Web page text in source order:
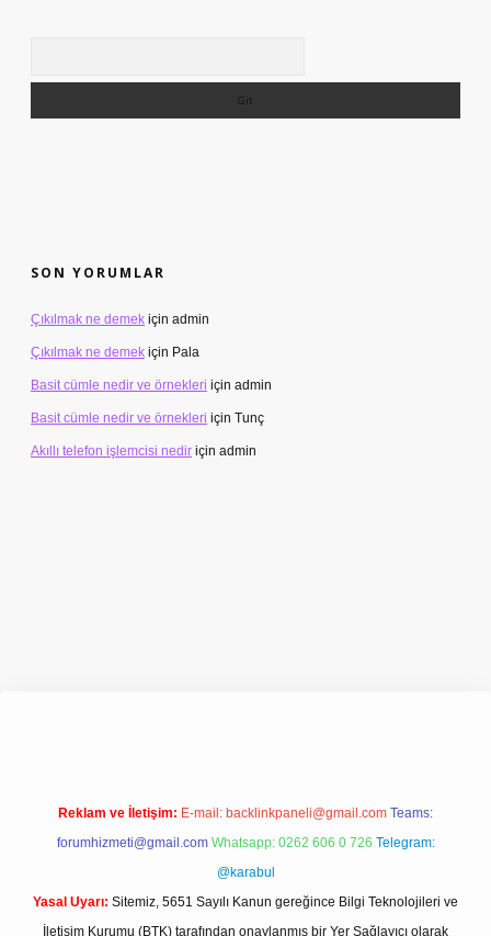
SON YORUMLAR
Çıkılmak ne demek için admin
Çıkılmak ne demek için Pala
Basit cümle nedir ve örnekleri için admin
Basit cümle nedir ve örnekleri için Tunç
Akıllı telefon işlemcisi nedir için admin
Reklam ve İletişim: E-mail: backlinkpaneli@gmail.com Teams:
forumhizmeti@gmail.com Whatsapp: 0262 606 0 726 Telegram:
@karabul
Yasal Uyarı: Sitemiz, 5651 Sayılı Kanun gereğince Bilgi Teknolojileri ve
İletişim Kurumu (BTK) tarafından onaylanmış bir Yer Sağlayıcı olarak